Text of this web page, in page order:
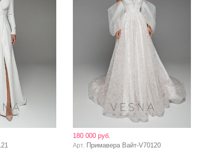
180 000 руб.
Арт. Примавера Вайт-V70120